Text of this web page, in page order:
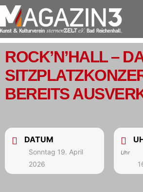
ROCK’N’HALL –
BEREITS
DATUM
Sonntag 19. April
2026
Uhr